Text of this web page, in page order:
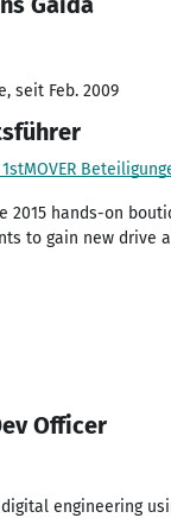
seit Feb. 2009
2015 hands-on
to gain new drive
Officer
engineering